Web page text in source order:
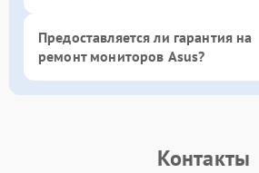
Предоставляется ли гарантия на
ремонт мониторов Asus?
Контакты